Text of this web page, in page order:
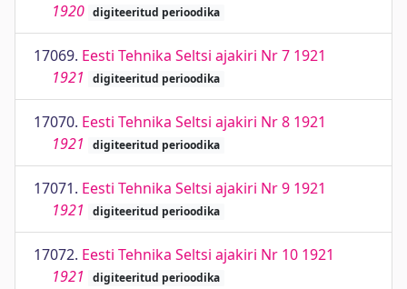
1920 digiteeritud perioodika
17069. Eesti Tehnika Seltsi ajakiri Nr 7 1921
1921
digiteeritud perioodika
17070. Eesti Tehnika Seltsi ajakiri Nr 8 1921
1921
digiteeritud perioodika
17071. Eesti Tehnika Seltsi ajakiri Nr 9 1921
1921
digiteeritud perioodika
17072. Eesti Tehnika Seltsi ajakiri Nr 10 1921
1921
digiteeritud perioodika